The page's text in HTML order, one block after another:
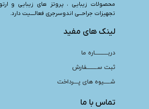
محصولات زیبایی ، پروتز های زیبایی و
تجهیزات جراحـــی اندوسرجری فعالــــیت دارد.
لینک های مفید
دربـــــــــاره ما
ثبت ســـــــفارش
شــــیوه های پـــرداخت
تماس با ما